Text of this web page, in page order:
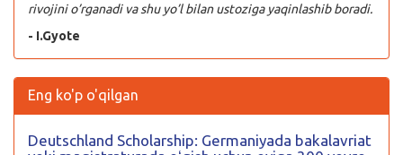
rivojini o’rganadi va shu yo’l bilan ustoziga yaqinlashib boradi.
- I.Gyote
Eng ko'p o'qilgan
Deutschland Scholarship: Germaniyada bakalavriat